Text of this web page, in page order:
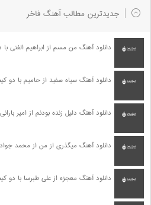
جدیدترین مطالب آهنگ فاخر
دانلود آهنگ من مسم از ابراهیم الفتی
دانلود آهنگ سیاه سفید از حامیم با دو
دانلود آهنگ دلیل زنده بودنم از امیر
دانلود آهنگ میگذری از من از محمد
دانلود آهنگ معجزه از علی طبرسا با دو